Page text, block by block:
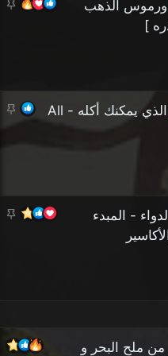
م
الذهب
]
م
ث
وثائقي - كل الذهب الذي يمكنك أكله - All
م
- المبدء
من ملح البحر و